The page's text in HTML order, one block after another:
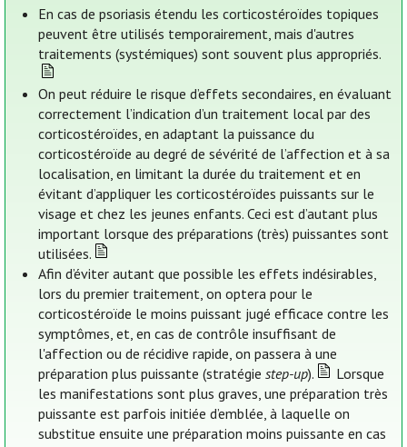
En cas de psoriasis étendu les corticostéroïdes topiques
peuvent être utilisés temporairement, mais d'autres
traitements (systémiques) sont souvent plus appropriés.
On peut réduire le risque d’effets secondaires, en évaluant
correctement l’indication d’un traitement local par des
corticostéroïdes, en adaptant la puissance du
corticostéroïde au degré de sévérité de l’affection et à sa
localisation, en limitant la durée du traitement et en
évitant d’appliquer les corticostéroïdes puissants sur le
visage et chez les jeunes enfants. Ceci est d’autant plus
important lorsque des préparations (très) puissantes sont
utilisées.
Afin d’éviter autant que possible les effets indésirables,
lors du premier traitement, on optera pour le
corticostéroïde le moins puissant jugé efficace contre les
symptômes, et, en cas de contrôle insuffisant de
l'affection ou de récidive rapide, on passera à une
préparation plus puissante (stratégiestep-up).
Lorsque
les manifestations sont plus graves, une préparation très
puissante est parfois initiée d’emblée, à laquelle on
substitue ensuite une préparation moins puissante en cas